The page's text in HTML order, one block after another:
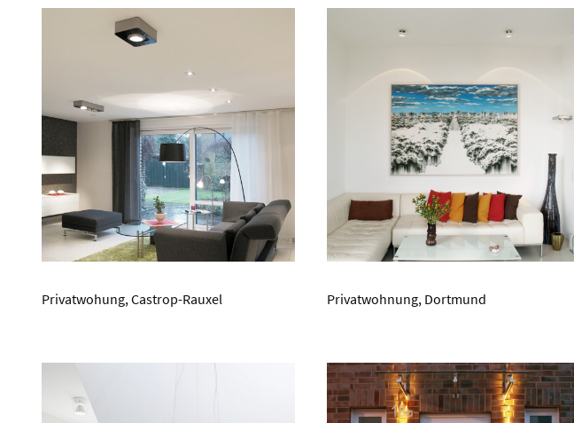
Privatwohung, Castrop-Rauxel Privatwohnung, Dortmund